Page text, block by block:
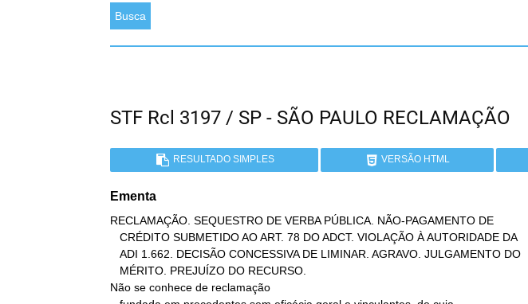
Busca
STF Rcl 3197 / SP - SÃO PAULO RECLAMAÇÃO
RESULTADO SIMPLES VERSÃO HTML
Ementa
RECLAMAÇÃO. SEQUESTRO DE VERBA PÚBLICA. NÃO-PAGAMENTO DE
Não se conhece de reclamação